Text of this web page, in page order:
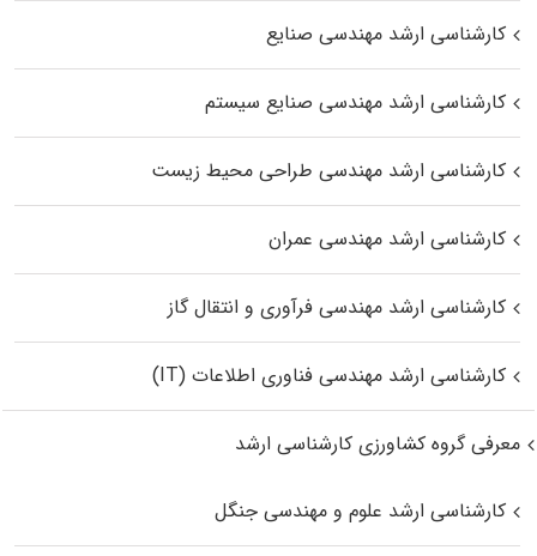
کارشناسی ارشد مهندسی صنایع
کارشناسی ارشد مهندسی صنایع سیستم
کارشناسی ارشد مهندسی طراحی محیط زیست
کارشناسی ارشد مهندسی عمران
کارشناسی ارشد مهندسی فرآوری و انتقال گاز
کارشناسی ارشد مهندسی فناوری اطلاعات (IT)
معرفی گروه کشاورزی کارشناسی ارشد
کارشناسی ارشد علوم و مهندسی جنگل